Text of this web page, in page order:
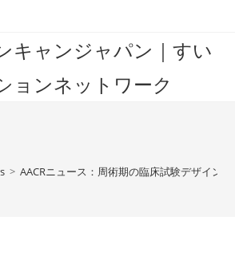
キャンジャパン｜すい
ョンネットワーク
> AACRニュース：周術期の臨床試験デザイン